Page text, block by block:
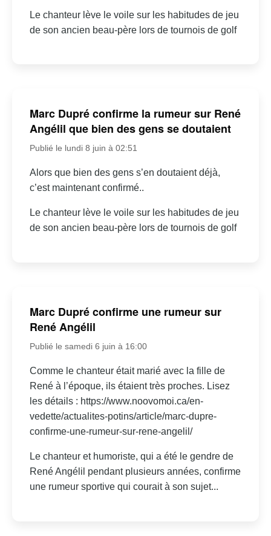
Le chanteur lève le voile sur les habitudes de jeu
de son ancien beau-père lors de tournois de golf
Marc Dupré confirme la rumeur sur René
Angélil que bien des gens se doutaient
Publié le lundi 8 juin à 02:51
Alors que bien des gens s’en doutaient déjà,
c’est maintenant confirmé..
Le chanteur lève le voile sur les habitudes de jeu
de son ancien beau-père lors de tournois de golf
Marc Dupré confirme une rumeur sur
René Angélil
Publié le samedi 6 juin à 16:00
Comme le chanteur était marié avec la fille de
René à l’époque, ils étaient très proches. Lisez
les détails : https://www.noovomoi.ca/en-
vedette/actualites-potins/article/marc-dupre-
confirme-une-rumeur-sur-rene-angelil/
Le chanteur et humoriste, qui a été le gendre de
René Angélil pendant plusieurs années, confirme
une rumeur sportive qui courait à son sujet...